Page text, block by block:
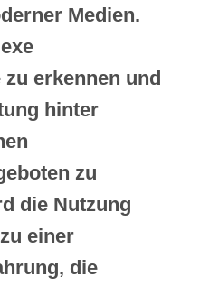
Medien.
erkennen und
hinter
zu
die Nutzung
einer
die